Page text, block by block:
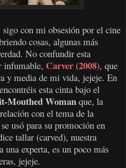
con mi obsesión por el cine
cosas, algunas más
No confundir esta
infumable, Carver (2008), que
y media de mi vida, jejeje. En
esta cinta bajo el
Mouthed Woman que, la
con el tema de la
usó para su promoción en
tallar (carved), nuestra
una experta, es un poco más
jejeje.